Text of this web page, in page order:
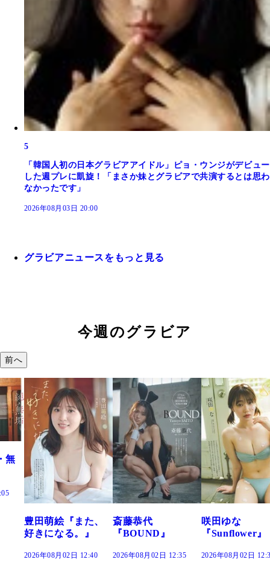
5
「韓国人初の日本グラビアアイドル」ピョ・ウンジがデビュー
した週プレに凱旋！「まさか妹とグラビアで共演するとは思わ
なかったです」
2026年08月03日 20:00
グラビアニュースをもっと見る
今週のグラビア
前へ
斎藤恭代
『BOUND』
2026年08月02日 12:35
咲田ゆな
『Sunflower』
2026年08月02日 12:30
藤水咲桜『花
だまり』
2026年08月02日